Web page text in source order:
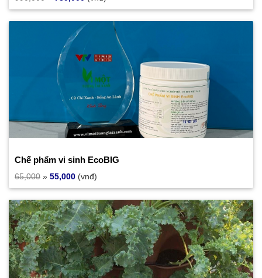
Chế phẩm vi sinh EcoBIG
65,000 » 55,000 (vnđ)